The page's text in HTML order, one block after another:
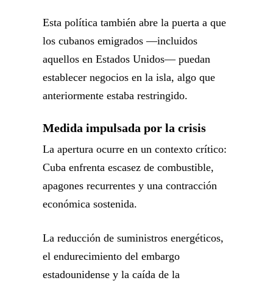
Esta política también abre la puerta a que
los cubanos emigrados —incluidos
aquellos en Estados Unidos— puedan
establecer negocios en la isla, algo que
anteriormente estaba restringido.
Medida impulsada por la crisis
La apertura ocurre en un contexto crítico:
Cuba enfrenta escasez de combustible,
apagones recurrentes y una contracción
económica sostenida.
La reducción de suministros energéticos,
el endurecimiento del embargo
estadounidense y la caída de la